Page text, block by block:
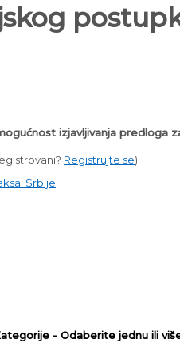
izjavljivanja predloga
Registrujte se)
Srbije
- Odaberite jednu ili